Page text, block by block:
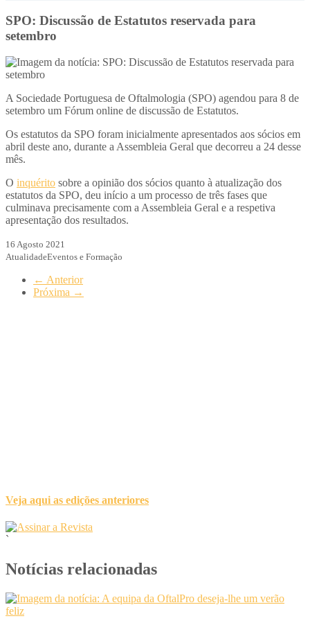
SPO: Discussão de Estatutos reservada para
setembro
A Sociedade Portuguesa de Oftalmologia (SPO) agendou para 8 de
setembro um Fórum online de discussão de Estatutos.
Os estatutos da SPO foram inicialmente apresentados aos sócios em
abril deste ano, durante a Assembleia Geral que decorreu a 24 desse
mês.
O inquérito sobre a opinião dos sócios quanto à atualização dos
estatutos da SPO, deu início a um processo de três fases que
culminava precisamente com a Assembleia Geral e a respetiva
apresentação dos resultados.
16 Agosto 2021
AtualidadeEventos e Formação
← Anterior
Próxima →
Veja aqui as edições anteriores
`
Notícias relacionadas